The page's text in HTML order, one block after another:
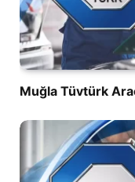
Muğla Tüvtürk